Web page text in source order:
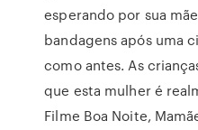
esperando por sua
bandagens após uma
como antes. As
que esta mulher é
Filme Boa Noite,